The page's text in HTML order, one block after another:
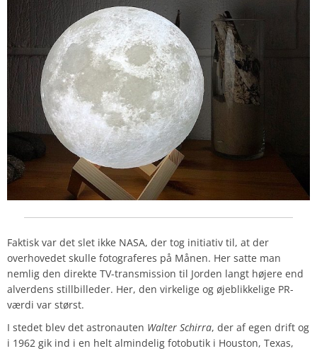
Faktisk var det slet ikke NASA, der tog initiativ til, at der
overhovedet skulle fotograferes på Månen. Her satte man
nemlig den direkte TV-transmission til Jorden langt højere end
alverdens stillbilleder. Her, den virkelige og øjeblikkelige PR-
værdi var størst.
I stedet blev det astronauten Walter Schirra, der af egen drift og
i 1962 gik ind i en helt almindelig fotobutik i Houston, Texas,